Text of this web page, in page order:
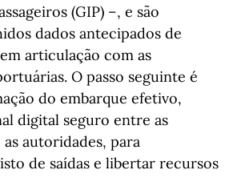
(GIP) –, e são
dados antecipados de
articulação com as
O passo seguinte é
do embarque efetivo,
digital seguro entre as
autoridades, para
de saídas e libertar recursos